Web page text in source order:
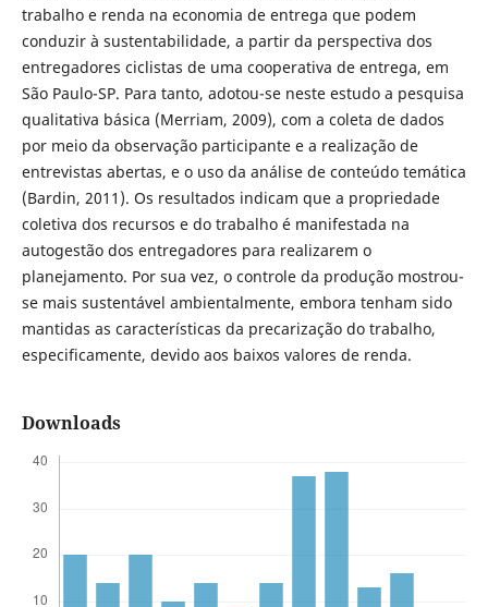
trabalho e renda na economia de entrega que podem
conduzir à sustentabilidade, a partir da perspectiva dos
entregadores ciclistas de uma cooperativa de entrega, em
São Paulo-SP. Para tanto, adotou-se neste estudo a pesquisa
qualitativa básica (Merriam, 2009), com a coleta de dados
por meio da observação participante e a realização de
entrevistas abertas, e o uso da análise de conteúdo temática
(Bardin, 2011). Os resultados indicam que a propriedade
coletiva dos recursos e do trabalho é manifestada na
autogestão dos entregadores para realizarem o
planejamento. Por sua vez, o controle da produção mostrou-
se mais sustentável ambientalmente, embora tenham sido
mantidas as características da precarização do trabalho,
especificamente, devido aos baixos valores de renda.
Downloads